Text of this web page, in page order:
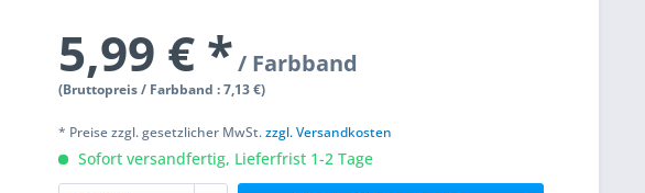
5,99 € */ Farbband
(Bruttopreis / Farbband : 7,13 €)
* Preise zzgl. gesetzlicher MwSt.zzgl. Versandkosten
Sofort versandfertig, Lieferfrist 1-2 Tage